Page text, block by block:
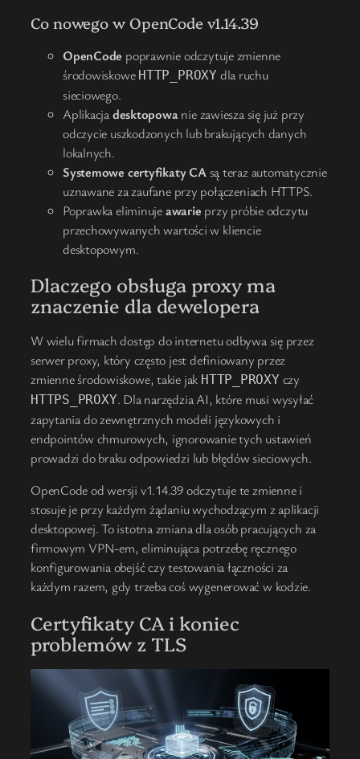
Co nowego w OpenCode v1.14.39
OpenCode poprawnie odczytuje zmienne
środowiskowe HTTP_PROXY dla ruchu
sieciowego.
Aplikacjadesktopowanie zawiesza się już przy
odczycie uszkodzonych lub brakujących danych
lokalnych.
Systemowe certyfikaty CAsą teraz automatycznie
uznawane za zaufane przy połączeniach HTTPS.
Poprawka eliminujeawarie przy próbie odczytu
przechowywanych wartości w kliencie
desktopowym.
Dlaczego obsługa proxy ma
znaczenie dla dewelopera
W wielu firmach dostęp do internetu odbywa się przez
serwer proxy, który często jest definiowany przez
zmienne środowiskowe, takie jak HTTP_PROXY czy
HTTPS_PROXY. Dla narzędzia AI, które musi wysyłać
zapytania do zewnętrznych modeli językowych i
endpointów chmurowych, ignorowanie tych ustawień
prowadzi do braku odpowiedzi lub błędów sieciowych.
OpenCode od wersji v1.14.39 odczytuje te zmienne i
stosuje je przy każdym żądaniu wychodzącym z aplikacji
desktopowej. To istotna zmiana dla osób pracujących za
firmowym VPN-em, eliminująca potrzebę ręcznego
konfigurowania obejść czy testowania łączności za
każdym razem, gdy trzeba coś wygenerować w kodzie.
Certyfikaty CA i koniec
problemów z TLS